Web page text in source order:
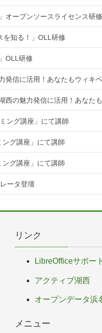
オープンソースライセンス研修
を知る！」OLL研修
OLL研修
信に活用！あなたもウィキ
西の魅力発信に活用！あなた
ング講座」にて講師
ング講座」にて講師
ング講座」にて講師
ータ登壇
リンク
LibreOfficeサポート
アクティブ湖西
オープンデータ浜
メニュー